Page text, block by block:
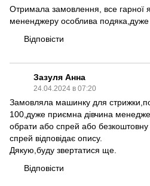
Отримала замовлення, все гарної
мененджеру особлива подяка,дуже
Відповісти
Зазуля Анна
24.04.2024 в 07:20
Замовляла машинку для
100,дуже приємна дівчина
обрати або спрей або
спрей відповідає опису.
Дякую,буду звертатися ще.
Відповісти